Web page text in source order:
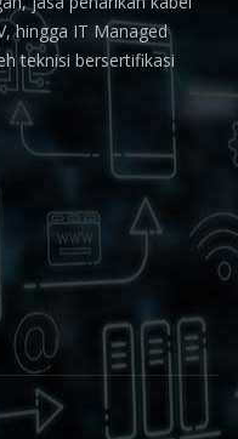
hingga IT Managed
teknisi bersertifikasi